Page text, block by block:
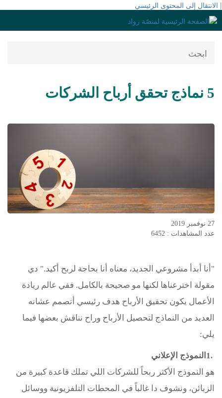
| الانتقال إلى المحتوى الرئيسي
5 نماذج تحقق أرباح الشركات
27 نوفمبر 2019
عدد المشاهدات : 6452
" أنا أبدأ مشروعي الجديد، معناه أنا بحاجة لربح أكيد." دي
مقولة اخترعناها لكنها مو صحيحة بالكامل. ففي عالم ريادة
الأعمال يكون تحقيق الأرباح هدف رئيسي أتصمم عشانه
العديد من النماذج لتحصيل الأرباح وراح نناقش بعضها فيما
يلي:
1. النموذج الإعلاني
هو النموذج الأكثر ربحاً للشركات اللي تملك قاعدة كبيرة من
الزبائن، ونشوف دا غالباً في المحطات التلفزيونية ووسائل